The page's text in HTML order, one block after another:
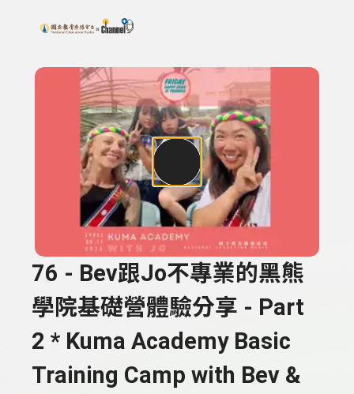
上方功能區塊
搜尋關鍵字：可輸入節目名稱、主持人或關鍵字
76 - Bev跟Jo不專業的黑熊
學院基礎營體驗分享 - Part
2 * Kuma Academy Basic
Training Camp with Bev &